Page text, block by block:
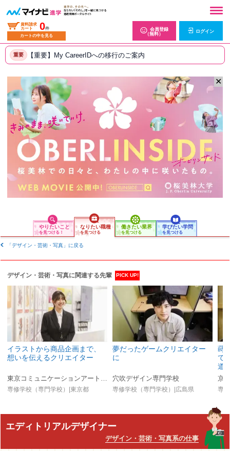
資料請求
カート
0件
カートの中を見る
会員登録
（無料）
ログイン
重要 【重要】My CareerIDへの移行のご案内
✕
やりたいこと
を見つける！
なりたい職種
を見つける
働きたい業界
を見つける
学びたい学問
を見つける
「デザイン・芸術・写真」に戻る
デザイン・芸術・写真に関連する先輩 PICK UP!
イラストから商品企画まで、
想いを伝えるクリエイター
専修学校（専門学校）|東京都
夢だったゲームクリエイター
に
穴吹デザイン専門学校
専修学校（専門学校）|広島県
蒔
て
道
京
専
エディトリアルデザイナー
デザイン・芸術・写真系の仕事